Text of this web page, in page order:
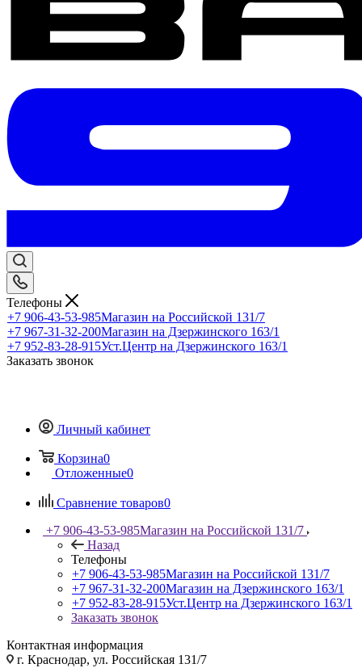
Телефоны
+7 906-43-53-985Магазин на Российской 131/7
+7 967-31-32-200Магазин на Дзержинского 163/1
+7 952-83-28-915Уст.Центр на Дзержинского 163/1
Заказать звонок
Личный кабинет
Корзина0
Отложенные0
Сравнение товаров0
+7 906-43-53-985Магазин на Российской 131/7
Назад
Телефоны
+7 906-43-53-985Магазин на Российской 131/7
+7 967-31-32-200Магазин на Дзержинского 163/1
+7 952-83-28-915Уст.Центр на Дзержинского 163/1
Заказать звонок
Контактная информация
г. Краснодар, ул. Российская 131/7